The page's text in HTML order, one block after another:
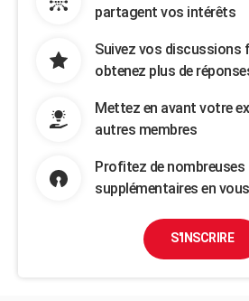
partagent vos intérêts
Suivez vos discussions
obtenez plus de
Mettez en avant votre
autres membres
Profitez de
supplémentaires en
S'INSCRIRE